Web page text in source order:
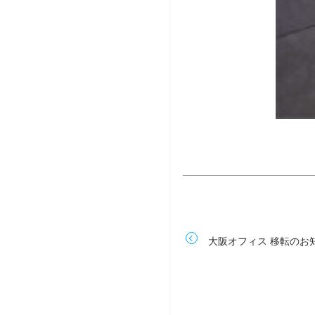
大阪オフィス 移転のお